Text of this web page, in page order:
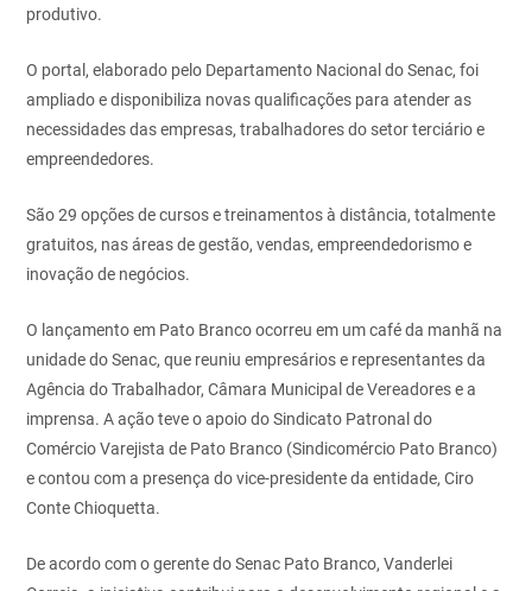
produtivo.
O portal, elaborado pelo Departamento Nacional do Senac, foi
ampliado e disponibiliza novas qualificações para atender as
necessidades das empresas, trabalhadores do setor terciário e
empreendedores.
São 29 opções de cursos e treinamentos à distância, totalmente
gratuitos, nas áreas de gestão, vendas, empreendedorismo e
inovação de negócios.
O lançamento em Pato Branco ocorreu em um café da manhã na
unidade do Senac, que reuniu empresários e representantes da
Agência do Trabalhador, Câmara Municipal de Vereadores e a
imprensa. A ação teve o apoio do Sindicato Patronal do
Comércio Varejista de Pato Branco (Sindicomércio Pato Branco)
e contou com a presença do vice-presidente da entidade, Ciro
Conte Chioquetta.
De acordo com o gerente do Senac Pato Branco, Vanderlei